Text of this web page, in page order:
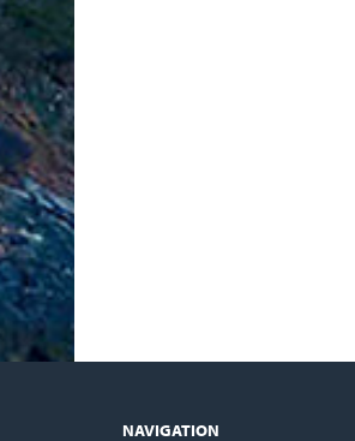
NAVIGATION